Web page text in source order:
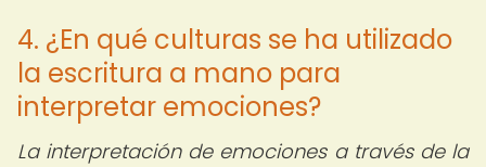
4. ¿En qué culturas se ha utilizado
la escritura a mano para
interpretar emociones?
La interpretación de emociones a través de la